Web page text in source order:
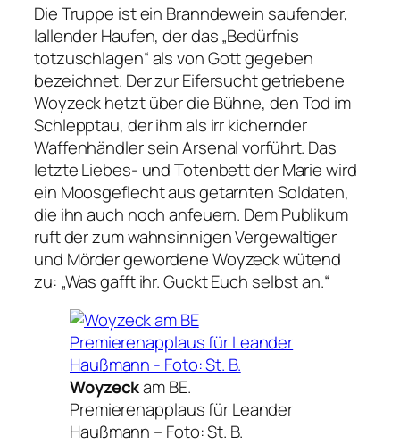
Die Truppe ist ein Branndewein saufender,
lallender Haufen, der das„Bedürfnis
totzuschlagen“als von Gott gegeben
bezeichnet. Der zur Eifersucht getriebene
Woyzeck hetzt über die Bühne, den Tod im
Schlepptau, der ihm als irr kichernder
Waffenhändler sein Arsenal vorführt. Das
letzte Liebes- und Totenbett der Marie wird
ein Moosgeflecht aus getarnten Soldaten,
die ihn auch noch anfeuern. Dem Publikum
ruft der zum wahnsinnigen Vergewaltiger
und Mörder gewordene Woyzeck wütend
zu: „Was gafft ihr. Guckt Euch selbst an.“
Woyzeckam BE.
Premierenapplaus für Leander
Haußmann – Foto: St. B.